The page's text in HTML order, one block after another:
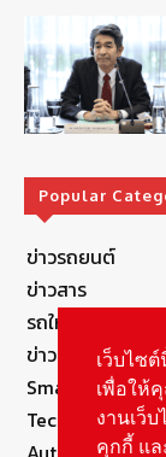
Popular
ข่าวรถยนต์
ข่าวสาร
รถใหม่
ข่าวประชาสัมพันธ์
Smart Life
Technology
เว็บไซ
เพื่อให้
งานเว็
คุกกี้ แ